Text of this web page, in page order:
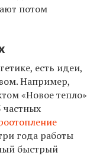
потом
есть идеи,
Например,
«Новое тепло»
частных
года работы
быстрый